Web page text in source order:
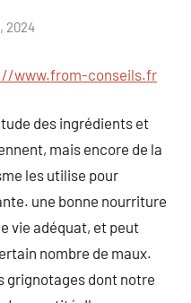
2024
www.from-conseils.fr
des ingrédients et
mais encore de la
les utilise pour
une bonne nourriture
vie adéquat, et peut
nombre de maux.
grignotages dont notre